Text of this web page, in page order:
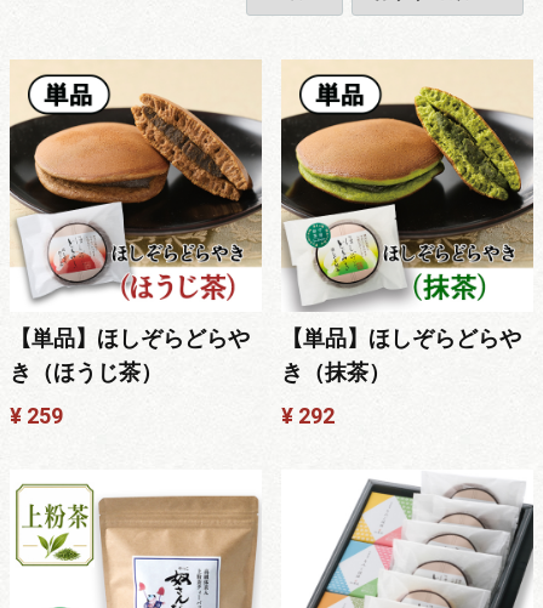
【単品】ほしぞらどらや
き（ほうじ茶）
¥ 259
【単品】ほしぞらどらや
き（抹茶）
¥ 292